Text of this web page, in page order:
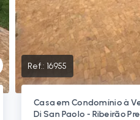
Ref.: 16955
Casa em Condomínio à
Di San Paolo - Ribeirão